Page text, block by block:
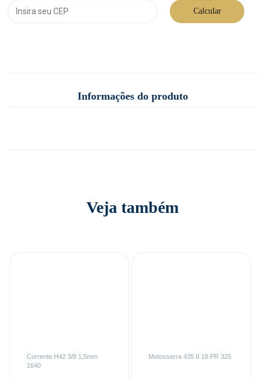
Calcular
Informações do produto
Veja também
Corrente H42 3/8 1,5mm
1640
Motosserra 435 II 18 PR 325